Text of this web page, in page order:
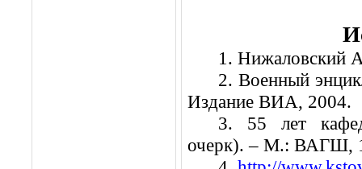
1. Нижаловский
2. Военный
Издание ВИА, 2004.
3. 55 лет
очерк). – М.: ВАГШ,